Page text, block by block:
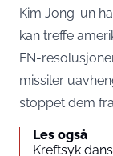
Kim Jong-un
kan treffe
FN-
missiler
stoppet dem
Les også
Kreftsyk